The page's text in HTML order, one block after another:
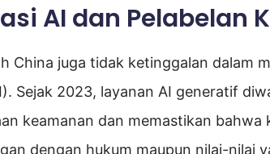
AI dan Pelabelan
China juga tidak ketinggalan dalam
Sejak 2023, layanan AI generatif
keamanan dan memastikan
dengan hukum maupun nilai-nilai